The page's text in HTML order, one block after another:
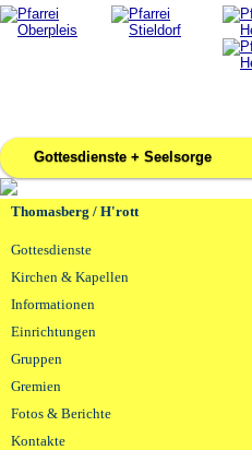
Gottesdienste + Seelsorge
Thomasberg / H'rott
Gottesdienste
Kirchen & Kapellen
Informationen
Einrichtungen
Gruppen
Gremien
Fotos & Berichte
Kontakte